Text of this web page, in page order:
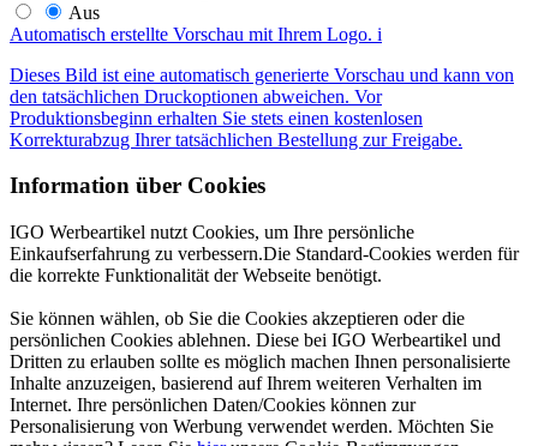
Aus
Automatisch erstellte Vorschau mit Ihrem Logo. i
Dieses Bild ist eine automatisch generierte Vorschau und kann von
den tatsächlichen Druckoptionen abweichen. Vor
Produktionsbeginn erhalten Sie stets einen kostenlosen
Korrekturabzug Ihrer tatsächlichen Bestellung zur Freigabe.
Information über Cookies
IGO Werbeartikel nutzt Cookies, um Ihre persönliche
Einkaufserfahrung zu verbessern.Die Standard-Cookies werden für
die korrekte Funktionalität der Webseite benötigt.
Sie können wählen, ob Sie die Cookies akzeptieren oder die
persönlichen Cookies ablehnen. Diese bei IGO Werbeartikel und
Dritten zu erlauben sollte es möglich machen Ihnen personalisierte
Inhalte anzuzeigen, basierend auf Ihrem weiteren Verhalten im
Internet. Ihre persönlichen Daten/Cookies können zur
Personalisierung von Werbung verwendet werden. Möchten Sie